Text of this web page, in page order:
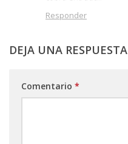
Responder
DEJA UNA RESPUESTA
Comentario *